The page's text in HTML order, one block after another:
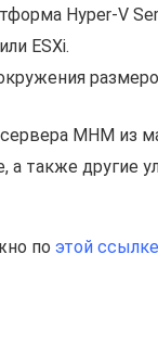
Hyper-V
ESXi.
MHM из
также другие
по этой ссылке